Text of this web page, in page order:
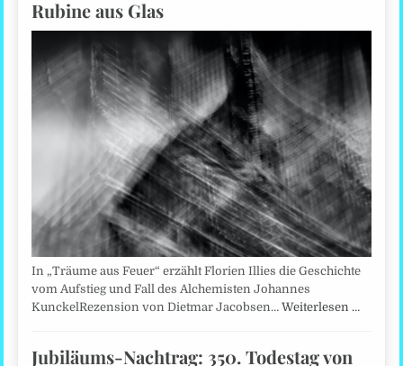
Rubine aus Glas
In „Träume aus Feuer“ erzählt Florien Illies die Geschichte
vom Aufstieg und Fall des Alchemisten Johannes
KunckelRezension von Dietmar Jacobsen…Weiterlesen …
Jubiläums-Nachtrag: 350. Todestag von